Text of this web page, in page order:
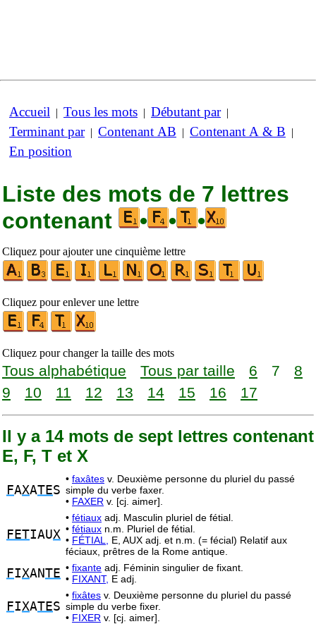
Accueil | Tous les mots | Débutant par|
Terminant par| Contenant AB | Contenant A & B |
En position
Liste des mots de 7 lettres
contenant
• • •
Cliquez pour ajouter une cinquième lettre
Cliquez pour enlever une lettre
Cliquez pour changer la taille des mots
Tous alphabétique Tous par taille 6 7
8
9
10 11 12 13 14 15 16 17
Il y a 14 mots de sept lettres contenant
E, F, T et X
FAXATES
• faxâtes v. Deuxième personne du pluriel du passé
simple du verbe faxer.
• FAXER v. [cj. aimer].
FETIAUX
• fétiaux adj. Masculin pluriel de fétial.
• fétiaux n.m. Pluriel de fétial.
• FÉTIAL,
E, AUX adj. et n.m. (= fécial) Relatif aux
féciaux, prêtres de la Rome antique.
FIXANTE • fixante adj. Féminin singulier de fixant.
• FIXANT, E adj.
FIXATES
• fixâtes v. Deuxième personne du pluriel du passé
simple du verbe fixer.
• FIXER v. [cj. aimer].